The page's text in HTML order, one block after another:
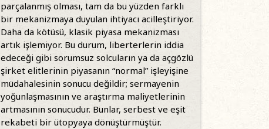
parçalanmış olması, tam da bu yüzden farklı
bir mekanizmaya duyulan ihtiyacı acilleştiriyor.
Daha da kötüsü, klasik piyasa mekanizması
artık işlemiyor. Bu durum, liberterlerin iddia
edeceği gibi sorumsuz solcuların ya da açgözlü
şirket elitlerinin piyasanın “normal” işleyişine
müdahalesinin sonucu değildir; sermayenin
yoğunlaşmasının ve araştırma maliyetlerinin
artmasının sonucudur. Bunlar, serbest ve eşit
rekabeti bir ütopyaya dönüştürmüştür.